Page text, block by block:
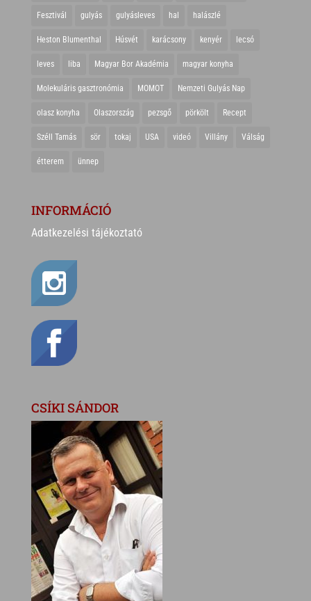
Fesztivál gulyás gulyásleves hal halászlé
Heston Blumenthal Húsvét karácsony kenyér lecsó
leves liba Magyar Bor Akadémia magyar konyha
Molekuláris gasztronómia MOMOT Nemzeti Gulyás Nap
olasz konyha Olaszország pezsgő pörkölt Recept
Széll Tamás sör tokaj USA videó Villány Válság
étterem ünnep
INFORMÁCIÓ
Adatkezelési tájékoztató
CSÍKI SÁNDOR